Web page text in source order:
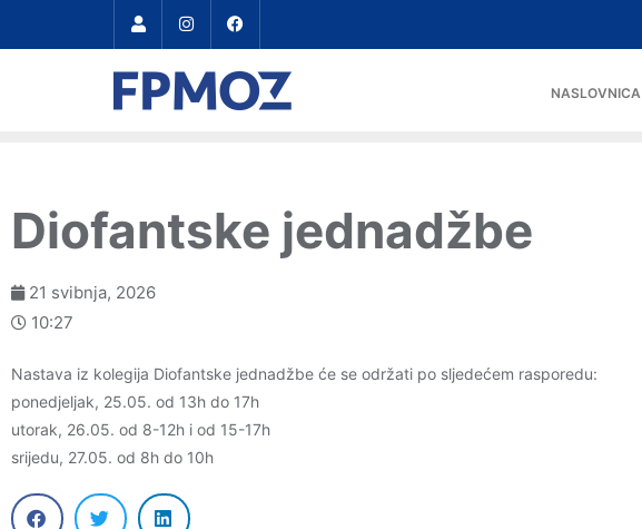
NASLOVNICA
Diofantske jednadžbe
21 svibnja, 2026
10:27
Nastava iz kolegija Diofantske jednadžbe će se održati po sljedećem rasporedu:
ponedjeljak, 25.05. od 13h do 17h
utorak, 26.05. od 8-12h i od 15-17h
srijedu, 27.05. od 8h do 10h